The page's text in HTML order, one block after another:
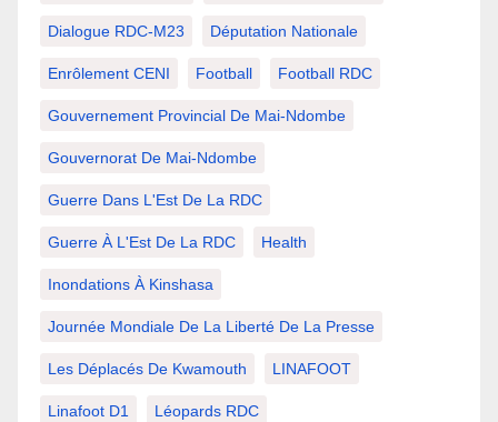
Dialogue RDC-M23 Députation Nationale
Enrôlement CENI Football Football RDC
Gouvernement Provincial De Mai-Ndombe
Gouvernorat De Mai-Ndombe
Guerre Dans L'Est De La RDC
Guerre À L'Est De La RDC Health
Inondations À Kinshasa
Journée Mondiale De La Liberté De La Presse
Les Déplacés De Kwamouth LINAFOOT
Linafoot D1 Léopards RDC